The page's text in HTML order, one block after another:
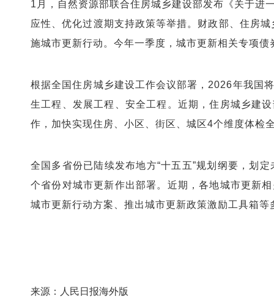
1月，自然资源部联合住房城乡建设部发布《关于进
应性、优化过渡期支持政策等举措。财政部、住房
施城市更新行动。今年一季度，城市更新相关专项
根据全国住房城乡建设工作会议部署，2026年我国
生工程、发展工程、安全工程。近期，住房城乡建
作，加快实现住房、小区、街区、城区4个维度体检
全国多省份已陆续发布地方“十五五”规划纲要，划
个省份对城市更新作出部署。近期，各地城市更新
城市更新行动方案、推出城市更新政策激励工具箱
来源： 人民日报海外版